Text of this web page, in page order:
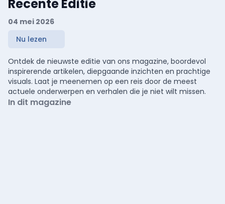
Recente Editie
04 mei 2026
Nu lezen
Ontdek de nieuwste editie van ons magazine, boordevol
inspirerende artikelen, diepgaande inzichten en prachtige
visuals. Laat je meenemen op een reis door de meest
actuele onderwerpen en verhalen die je niet wilt missen.
In dit magazine